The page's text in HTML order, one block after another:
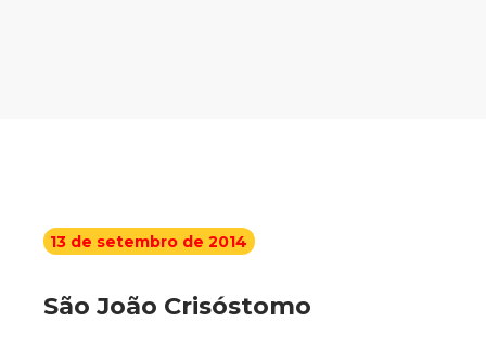
13 de setembro de 2014
São João Crisóstomo